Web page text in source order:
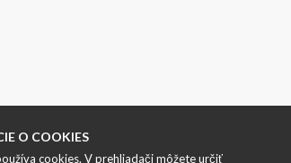
O COOKIES
cookies. V prehliadači môžete určiť